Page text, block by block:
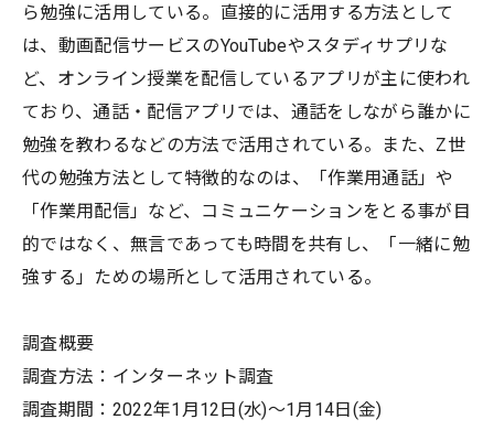
ら勉強に活用している。直接的に活用する方法として
は、動画配信サービスのYouTubeやスタディサプリな
ど、オンライン授業を配信しているアプリが主に使われ
ており、通話・配信アプリでは、通話をしながら誰かに
勉強を教わるなどの方法で活用されている。また、Z世
代の勉強方法として特徴的なのは、「作業用通話」や
「作業用配信」など、コミュニケーションをとる事が目
的ではなく、無言であっても時間を共有し、「一緒に勉
強する」ための場所として活用されている。
調査概要
調査方法：インターネット調査
調査期間：2022年1月12日(水)～1月14日(金)